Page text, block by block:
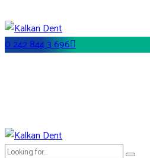
0 242 844 3 696